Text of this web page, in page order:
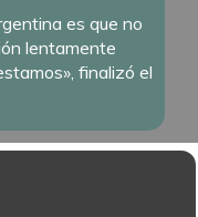
es que no
lentamente
finalizó el